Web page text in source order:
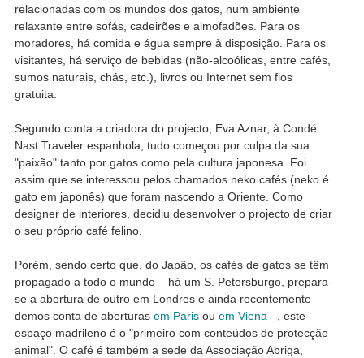
relacionadas com os mundos dos gatos, num ambiente
relaxante entre sofás, cadeirões e almofadões. Para os
moradores, há comida e água sempre à disposição. Para os
visitantes, há serviço de bebidas (não-alcoólicas, entre cafés,
sumos naturais, chás, etc.), livros ou Internet sem fios
gratuita.
Segundo conta a criadora do projecto, Eva Aznar, à Condé
Nast Traveler espanhola, tudo começou por culpa da sua
"paixão" tanto por gatos como pela cultura japonesa. Foi
assim que se interessou pelos chamados neko cafés (neko é
gato em japonês) que foram nascendo a Oriente. Como
designer de interiores, decidiu desenvolver o projecto de criar
o seu próprio café felino.
Porém, sendo certo que, do Japão, os cafés de gatos se têm
propagado a todo o mundo – há um S. Petersburgo, prepara-
se a abertura de outro em Londres e ainda recentemente
demos conta de aberturas em Parisou em Viena–, este
espaço madrileno é o "primeiro com conteúdos de protecção
animal". O café é também a sede da Associação Abriga,